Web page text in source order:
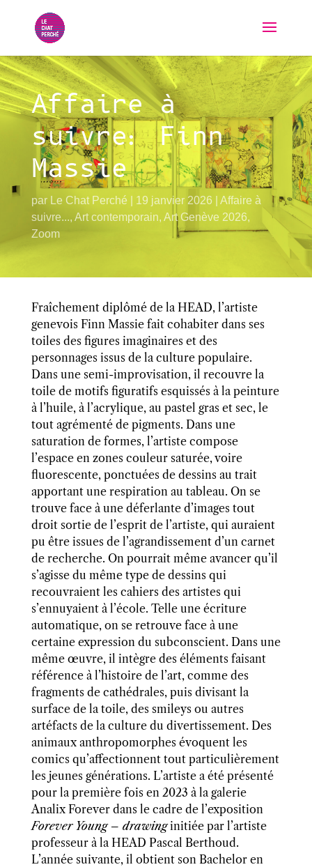
Affaire à
suivre: Finn
Massie
par Le Chat Perché 19 janvier 2026
Affaire à
suivre..., Art contemporain, Art Genève 2026,
Zoom
Fraîchement diplômé de la HEAD, l’artiste
genevois Finn Massie fait cohabiter dans ses
toiles des figures imaginaires et des
personnages issus de la culture populaire.
Dans une semi-improvisation, il recouvre la
toile de motifs figuratifs esquissés à la peinture
à l’huile, à l’acrylique, au pastel gras et sec, le
tout agrémenté de pigments. Dans une
saturation de formes, l’artiste compose
l’espace en zones couleur saturée, voire
fluorescente, ponctuées de dessins au trait
apportant une respiration au tableau. On se
trouve face à une déferlante d’images tout
droit sortie de l’esprit de l’artiste, qui auraient
pu être issues de l’agrandissement d’un carnet
de recherche. On pourrait même avancer qu’il
s’agisse du même type de dessins qui
recouvraient les cahiers des artistes qui
s’ennuyaient à l’école. Telle une écriture
automatique, on se retrouve face à une
certaine expression du subconscient. Dans une
même œuvre, il intègre des éléments faisant
référence à l’histoire de l’art, comme des
fragments de cathédrales, puis divisant la
surface de la toile, des smileys ou autres
artéfacts de la culture du divertissement. Des
animaux anthropomorphes évoquent les
comics qu’affectionnent tout particulièrement
les jeunes générations. L’artiste a été présenté
pour la première fois en 2023 à la galerie
Analix Forever dans le cadre de l’exposition
Forever Young – drawinginitiée par l’artiste
professeur à la HEAD Pascal Berthoud.
L’année suivante, il obtient son Bachelor en